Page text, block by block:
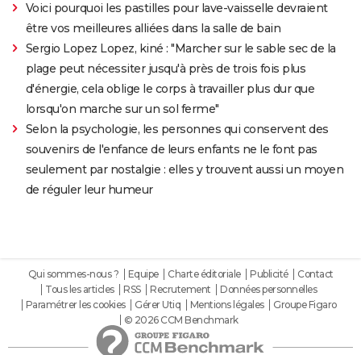
Voici pourquoi les pastilles pour lave-vaisselle devraient
être vos meilleures alliées dans la salle de bain
Sergio Lopez Lopez, kiné : "Marcher sur le sable sec de la
plage peut nécessiter jusqu'à près de trois fois plus
d'énergie, cela oblige le corps à travailler plus dur que
lorsqu'on marche sur un sol ferme"
Selon la psychologie, les personnes qui conservent des
souvenirs de l'enfance de leurs enfants ne le font pas
seulement par nostalgie : elles y trouvent aussi un moyen
de réguler leur humeur
Qui sommes-nous ? Equipe Charte éditoriale Publicité
Contact
Tous les articles
RSS Recrutement
Données personnelles
Paramétrer les cookies
Gérer Utiq Mentions légales
Groupe Figaro
© 2026 CCM Benchmark